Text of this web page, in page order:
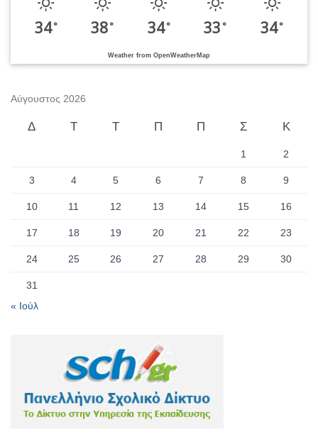
34° 38° 34° 33 ° 34°
Weather from OpenWeatherMap
Αύγουστος 2026
Δ Τ Τ Π Π Σ Κ
1 2
3 4 5 6 7 8 9
10 11 12 13 14 15 16
17 18 19 20 21 22 23
24 25 26 27 28 29 30
31
« Ιούλ